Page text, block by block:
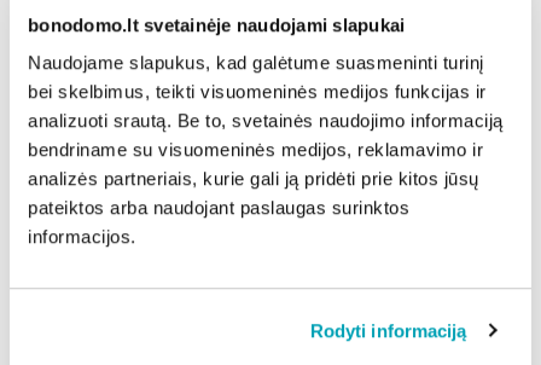
bonodomo.lt svetainėje naudojami slapukai
Naudojame slapukus, kad galėtume suasmeninti turinį
bei skelbimus, teikti visuomeninės medijos funkcijas ir
analizuoti srautą. Be to, svetainės naudojimo informaciją
bendriname su visuomeninės medijos, reklamavimo ir
analizės partneriais, kurie gali ją pridėti prie kitos jūsų
pateiktos arba naudojant paslaugas surinktos
informacijos.
Rodyti informaciją
Šiaulių miesto savivaldybės viešosios bibliotekos
Bibliografijos-informacijos skyrius, Aido g. 27
Rugpjūčio 14–29 d.
Spaudinių paroda „Stiprūs kartu“
Šiaulių miesto savivaldybės viešosios bibliotekos
„Spindulio“ filialas, Spindulio g. 5
Rugpjūčio 18–23 d.
naktys“
Vilniaus g.166 (buvęs „Baltijos“ kompleksas)